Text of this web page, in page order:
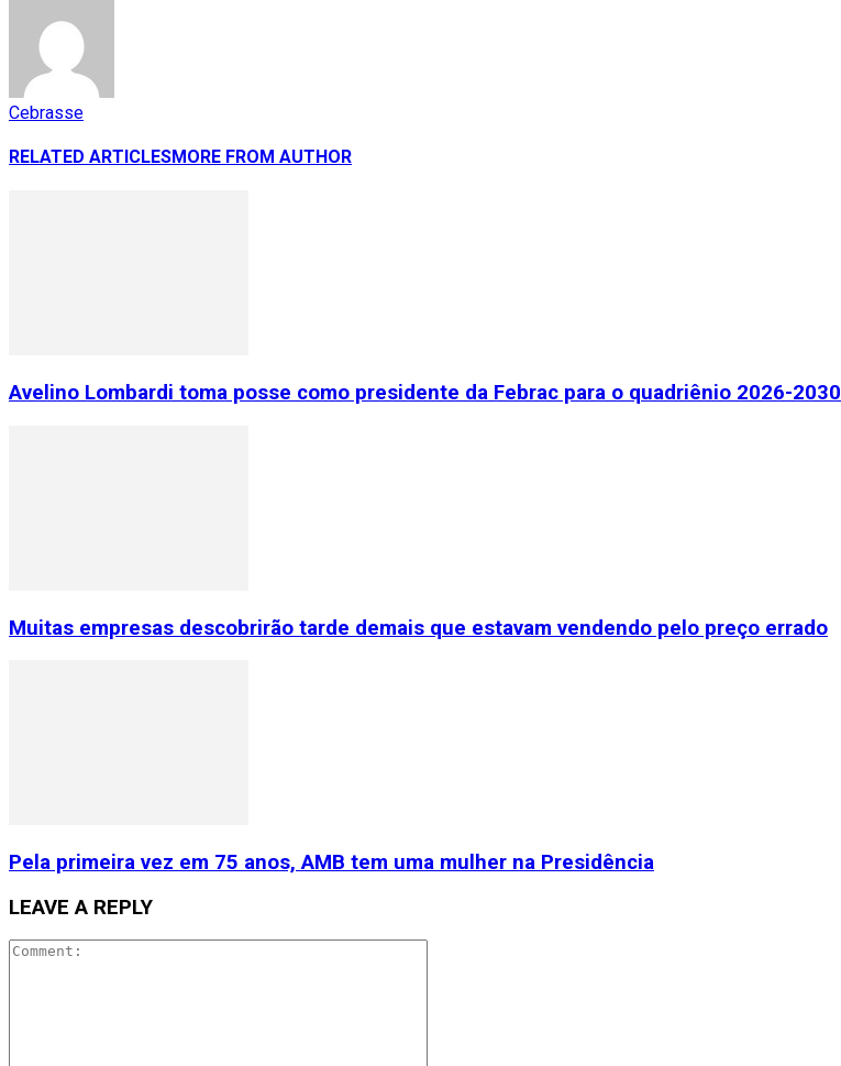
Cebrasse
RELATED ARTICLESMORE FROM AUTHOR
Avelino Lombardi toma posse como presidente da Febrac para o quadriênio 2026-2030
Muitas empresas descobrirão tarde demais que estavam vendendo pelo preço errado
Pela primeira vez em 75 anos, AMB tem uma mulher na Presidência
LEAVE A REPLY